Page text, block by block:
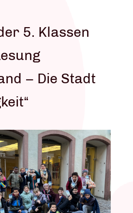
5. Klassen
– Die Stadt